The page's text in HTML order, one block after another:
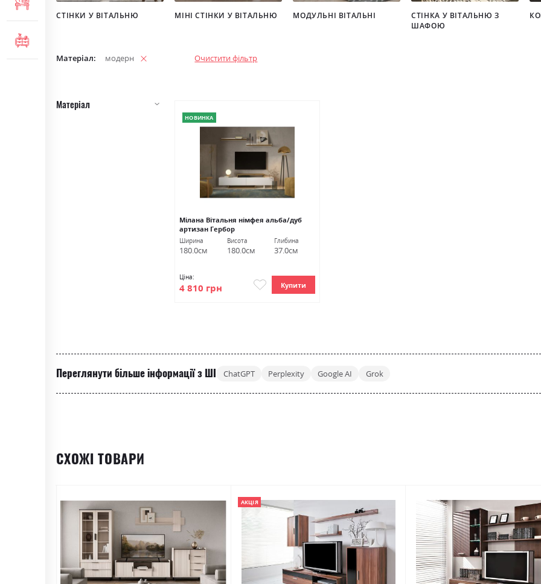
МЕБЛІ ДЛЯ ОФІСУ
СТІНКИ У ВІТАЛЬНЮ МІНІ СТІНКИ У ВІТАЛЬНЮ МОДУЛЬНІ ВІТАЛЬНІ
СТІНКА У ВІТАЛЬНЮ З
ШАФОЮ
Матеріал модерн
Очистити фільтр
НОВИНКА
Мілана Вітальня німфея альба/дуб
артизан Гербор
Ширина
180.0см
Висота
180.0см
Глибина
37.0см
Ціна:
4 810 грн Купити
Матеріал
Переглянути більше інформації з ШІ ChatGPT Perplexity Google AI Grok
СХОЖІ ТОВАРИ
АКЦІЯ